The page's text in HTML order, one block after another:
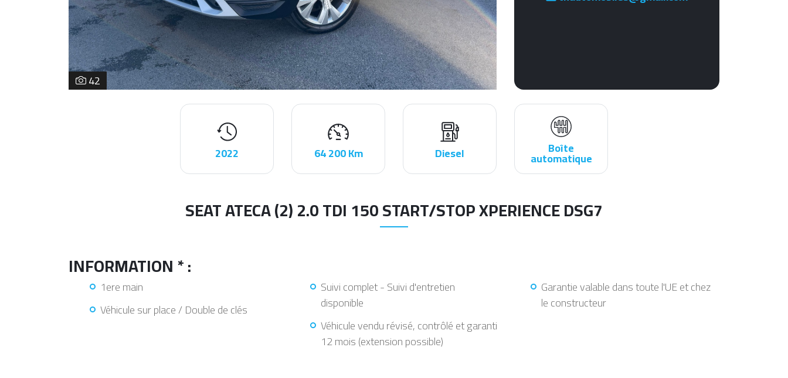
42
2022 64 200 Km Diesel Boîte
automatique
SEAT ATECA (2) 2.0 TDI 150 START/STOP XPERIENCE DSG7
INFORMATION * :
1ere main
Véhicule sur place / Double de clés
Suivi complet - Suivi d'entretien
disponible
Véhicule vendu révisé, contrôlé et garanti
12 mois (extension possible)
Garantie valable dans toute l'UE et chez
le constructeur